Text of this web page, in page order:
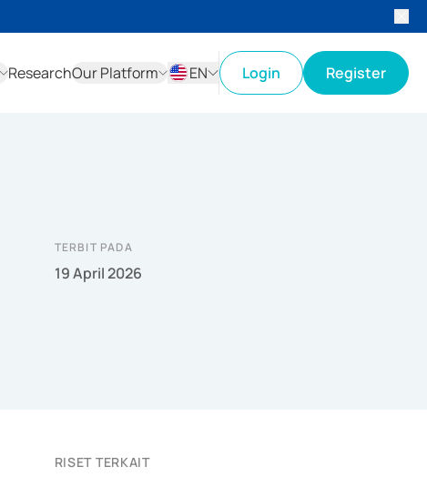
ResearchOur Platform
EN
Login Register
TERBIT PADA
19 April 2026
RISET TERKAIT